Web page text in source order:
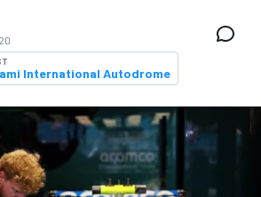
International Autodrome